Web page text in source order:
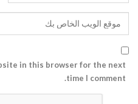
in this browser for the next
time I comment.